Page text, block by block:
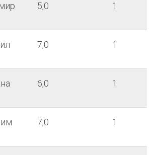
5,0 1
7,0 1
6,0 1
7,0 1